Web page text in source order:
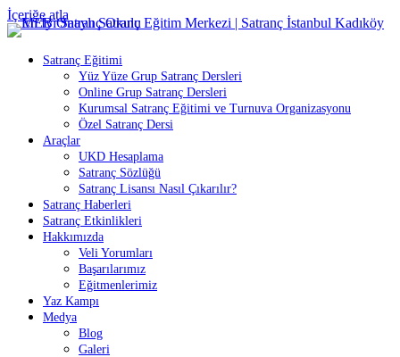
İçeriğe atla
Satranç Eğitimi
Yüz Yüze Grup Satranç Dersleri
Online Grup Satranç Dersleri
Kurumsal Satranç Eğitimi ve Turnuva Organizasyonu
Özel Satranç Dersi
Araçlar
UKD Hesaplama
Satranç Sözlüğü
Satranç Lisansı Nasıl Çıkarılır?
Satranç Haberleri
Satranç Etkinlikleri
Hakkımızda
Veli Yorumları
Başarılarımız
Eğitmenlerimiz
Yaz Kampı
Medya
Blog
Galeri